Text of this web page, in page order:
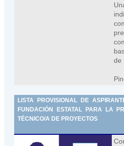
de
LISTA PROVISIONAL DE
FUNDACIÓN ESTATAL PARA LA
TÉCNICO/A DE PROYECTOS